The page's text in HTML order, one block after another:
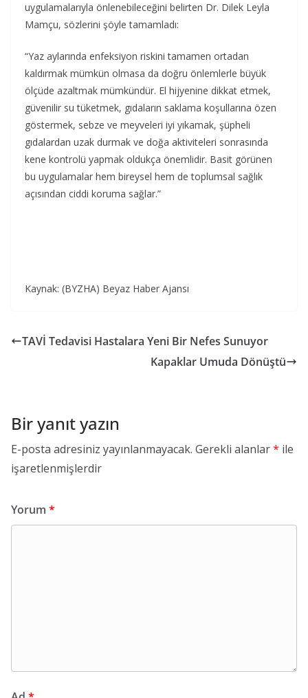
uygulamalarıyla önlenebileceğini belirten Dr. Dilek Leyla
Mamçu, sözlerini şöyle tamamladı:
“Yaz aylarında enfeksiyon riskini tamamen ortadan
kaldırmak mümkün olmasa da doğru önlemlerle büyük
ölçüde azaltmak mümkündür. El hijyenine dikkat etmek,
güvenilir su tüketmek, gıdaların saklama koşullarına özen
göstermek, sebze ve meyveleri iyi yıkamak, şüpheli
gıdalardan uzak durmak ve doğa aktiviteleri sonrasında
kene kontrolü yapmak oldukça önemlidir. Basit görünen
bu uygulamalar hem bireysel hem de toplumsal sağlık
açısından ciddi koruma sağlar.”
Kaynak: (BYZHA) Beyaz Haber Ajansı
TAVİ Tedavisi Hastalara Yeni Bir Nefes Sunuyor
Kapaklar Umuda Dönüştü
Bir yanıt yazın
E-posta adresiniz yayınlanmayacak. Gerekli alanlar* ile
işaretlenmişlerdir
Yorum *